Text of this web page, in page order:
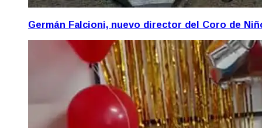
Germán Falcioni, nuevo director del Coro de